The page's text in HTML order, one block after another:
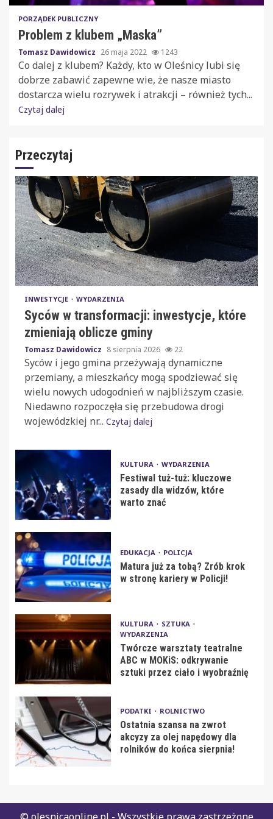
PORZĄDEK PUBLICZNY
Problem z klubem „Maska”
Tomasz Dawidowicz 26 maja 2022 1243
Co dalej z klubem? Każdy, kto w Oleśnicy lubi się
dobrze zabawić zapewne wie, że nasze miasto
dostarcza wielu rozrywek i atrakcji – również tych...
Czytaj dalej
Przeczytaj
INWESTYCJE WYDARZENIA
Syców w transformacji: inwestycje, które
zmieniają oblicze gminy
Tomasz Dawidowicz 8 sierpnia 2026 22
Syców i jego gmina przeżywają dynamiczne
przemiany, a mieszkańcy mogą spodziewać się
wielu nowych udogodnień w najbliższym czasie.
Niedawno rozpoczęła się przebudowa drogi
wojewódzkiej nr... Czytaj dalej
KULTURA WYDARZENIA
Festiwal tuż-tuż: kluczowe
zasady dla widzów, które
warto znać
EDUKACJA POLICJA
Matura już za tobą? Zrób krok
w stronę kariery w Policji!
KULTURA
SZTUKA
WYDARZENIA
Twórcze warsztaty teatralne
ABC w MOKiS: odkrywanie
sztuki przez ciało i wyobraźnię
PODATKI ROLNICTWO
Ostatnia szansa na zwrot
akcyzy za olej napędowy dla
rolników do końca sierpnia!